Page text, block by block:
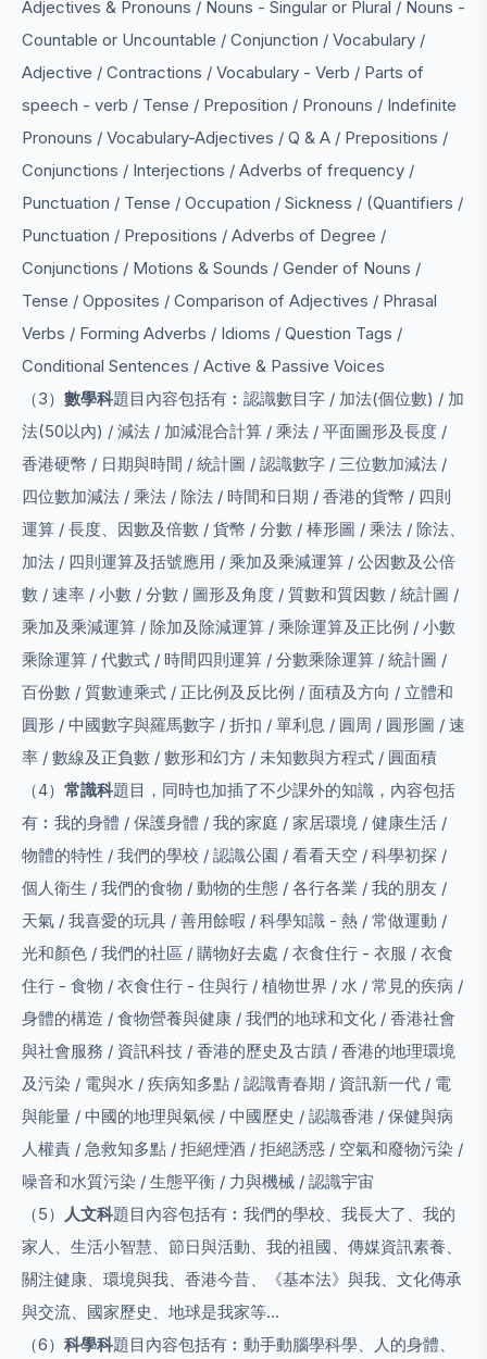
Adjectives & Pronouns / Nouns - Singular or Plural / Nouns -
Countable or Uncountable / Conjunction / Vocabulary /
Adjective / Contractions / Vocabulary - Verb / Parts of
speech - verb / Tense / Preposition / Pronouns / Indefinite
Pronouns / Vocabulary-Adjectives / Q & A / Prepositions /
Conjunctions / Interjections / Adverbs of frequency /
Punctuation / Tense / Occupation / Sickness / (Quantifiers /
Punctuation / Prepositions / Adverbs of Degree /
Conjunctions / Motions & Sounds / Gender of Nouns /
Tense / Opposites / Comparison of Adjectives / Phrasal
Verbs / Forming Adverbs / Idioms / Question Tags /
Conditional Sentences / Active & Passive Voices
（3） 數學科題目內容包括有︰認識數目字 / 加法(個位數) / 加
法(50以內) / 減法 / 加減混合計算 / 乘法 / 平面圖形及長度 /
香港硬幣 / 日期與時間 / 統計圖 / 認識數字 / 三位數加減法 /
四位數加減法 / 乘法 / 除法 / 時間和日期 / 香港的貨幣 / 四則
運算 / 長度、因數及倍數 / 貨幣 / 分數 / 棒形圖 / 乘法 / 除法、
加法 / 四則運算及括號應用 / 乘加及乘減運算 / 公因數及公倍
數 / 速率 / 小數 / 分數 / 圖形及角度 / 質數和質因數 / 統計圖 /
乘加及乘減運算 / 除加及除減運算 / 乘除運算及正比例 / 小數
乘除運算 / 代數式 / 時間四則運算 / 分數乘除運算 / 統計圖 /
百份數 / 質數連乘式 / 正比例及反比例 / 面積及方向 / 立體和
圓形 / 中國數字與羅馬數字 / 折扣 / 單利息 / 圓周 / 圓形圖 / 速
率 / 數線及正負數 / 數形和幻方 / 未知數與方程式 / 圓面積
（4） 常識科題目，同時也加插了不少課外的知識，內容包括
有︰我的身體 / 保護身體 / 我的家庭 / 家居環境 / 健康生活 /
物體的特性 / 我們的學校 / 認識公園 / 看看天空 / 科學初探 /
個人衛生 / 我們的食物 / 動物的生態 / 各行各業 / 我的朋友 /
天氣 / 我喜愛的玩具 / 善用餘暇 / 科學知識 - 熱 / 常做運動 /
光和顏色 / 我們的社區 / 購物好去處 / 衣食住行 - 衣服 / 衣食
住行 - 食物 / 衣食住行 - 住與行 / 植物世界 / 水 / 常見的疾病 /
身體的構造 / 食物營養與健康 / 我們的地球和文化 / 香港社會
與社會服務 / 資訊科技 / 香港的歷史及古蹟 / 香港的地理環境
及污染 / 電與水 / 疾病知多點 / 認識青春期 / 資訊新一代 / 電
與能量 / 中國的地理與氣候 / 中國歷史 / 認識香港 / 保健與病
人權責 / 急救知多點 / 拒絕煙酒 / 拒絕誘惑 / 空氣和廢物污染 /
噪音和水質污染 / 生態平衡 / 力與機械 / 認識宇宙
（5）
人文科題目內容包括有︰我們的學校、我長大了、我的
家人、生活小智慧、節日與活動、我的祖國、傳媒資訊素養、
關注健康、環境與我、香港今昔、《基本法》與我、文化傳承
與交流、國家歷史、地球是我家等…
（6） 科學科題目內容包括有︰動手動腦學科學、人的身體、